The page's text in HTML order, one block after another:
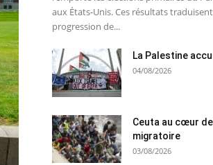
aux États-Unis. Ces résultats
progression de...
La Palestine
04/08/2026
Ceuta au cœur
migratoire
03/08/2026